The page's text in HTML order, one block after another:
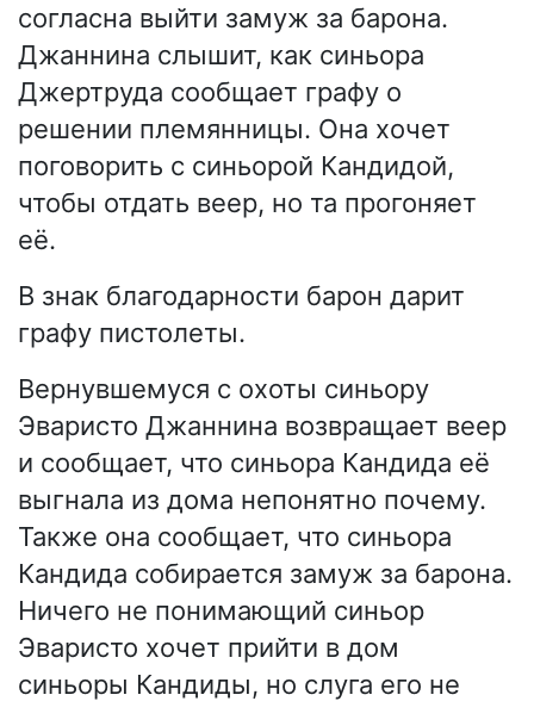
согласна выйти замуж за барона.
Джаннина слышит, как синьора
Джертруда сообщает графу о
решении племянницы. Она хочет
поговорить с синьорой Кандидой,
чтобы отдать веер, но та прогоняет
её.
В знак благодарности барон дарит
графу пистолеты.
Вернувшемуся с охоты синьору
Эваристо Джаннина возвращает веер
и сообщает, что синьора Кандида её
выгнала из дома непонятно почему.
Также она сообщает, что синьора
Кандида собирается замуж за барона.
Ничего не понимающий синьор
Эваристо хочет прийти в дом
синьоры Кандиды, но слуга его не